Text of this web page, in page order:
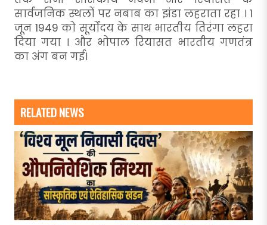
सार्वजनिक स्थलों पर नबाब का झंडा लहराता रहा । 1
जून 1949 को सूर्योदय के साथ भारतीय तिरंगा लहरा
दिया गया । और भोपाल रियासत भारतीय गणतंत्र
का अंग बन गई।
RELATED NEWS